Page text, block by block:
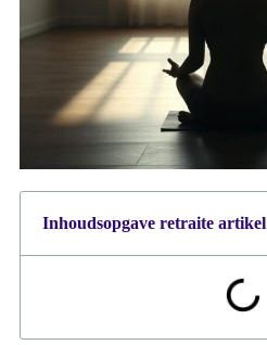
Inhoudsopgave retraite artikel